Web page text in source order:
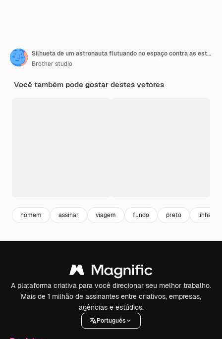
Silhueta de um astronauta flutuando no espaço contra as estrelas
Brother studio
Você também pode gostar destes vetores
homem assinar viagem fundo preto linha
A plataforma criativa para você direcionar seu melhor trabalho.
Mais de 1 milhão de assinantes entre criativos, empresas,
agências e estúdios.
Português